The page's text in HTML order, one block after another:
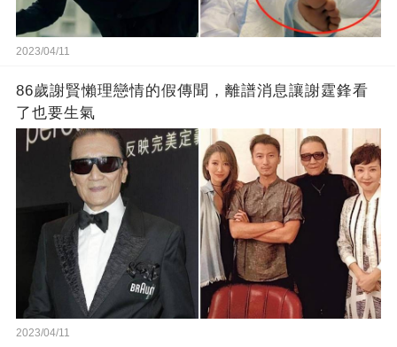
2023/04/11
86歲謝賢懶理戀情的假傳聞，離譜消息讓謝霆鋒看
了也要生氣
2023/04/11